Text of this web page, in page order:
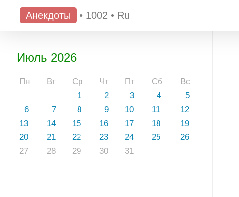
Анекдоты • 1002 • Ru
Июль 2026
Пн Вт Ср Чт Пт Сб
Вс
1
2 3 4
5
6
7 8 9 10 11
12
13
14 15 16 17 18
19
20
21 22 23 24 25
26
27
28 29 30 31